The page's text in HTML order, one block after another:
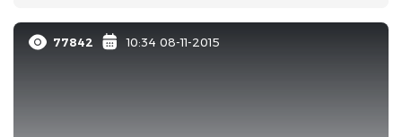
77842 10:34 08-11-2015